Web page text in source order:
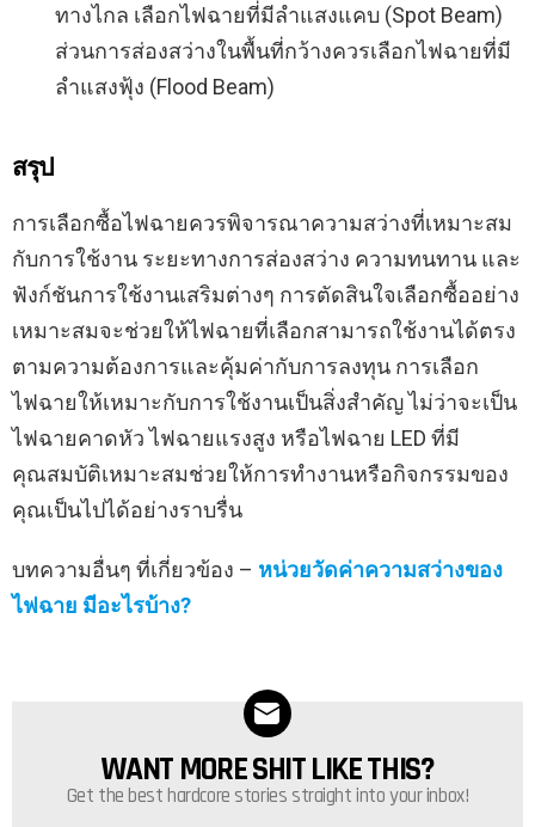
ทางไกล เลือกไฟฉายที่มีลำแสงแคบ (Spot Beam)
ส่วนการส่องสว่างในพื้นที่กว้างควรเลือกไฟฉายที่มี
ลำแสงฟุ้ง (Flood Beam)
สรุป
การเลือกซื้อไฟฉายควรพิจารณาความสว่างที่เหมาะสม
กับการใช้งาน ระยะทางการส่องสว่าง ความทนทาน และ
ฟังก์ชันการใช้งานเสริมต่างๆ การตัดสินใจเลือกซื้ออย่าง
เหมาะสมจะช่วยให้ไฟฉายที่เลือกสามารถใช้งานได้ตรง
ตามความต้องการและคุ้มค่ากับการลงทุน การเลือก
ไฟฉายให้เหมาะกับการใช้งานเป็นสิ่งสำคัญ ไม่ว่าจะเป็น
ไฟฉายคาดหัว ไฟฉายแรงสูง หรือไฟฉาย LED ที่มี
คุณสมบัติเหมาะสมช่วยให้การทำงานหรือกิจกรรมของ
คุณเป็นไปได้อย่างราบรื่น
บทความอื่นๆ ที่เกี่ยวข้อง – หน่วยวัดค่าความสว่างของ
ไฟฉาย มีอะไรบ้าง?
NEWSLETTER
WANT MORE SHIT LIKE THIS?
Get the best hardcore stories straight into your inbox!